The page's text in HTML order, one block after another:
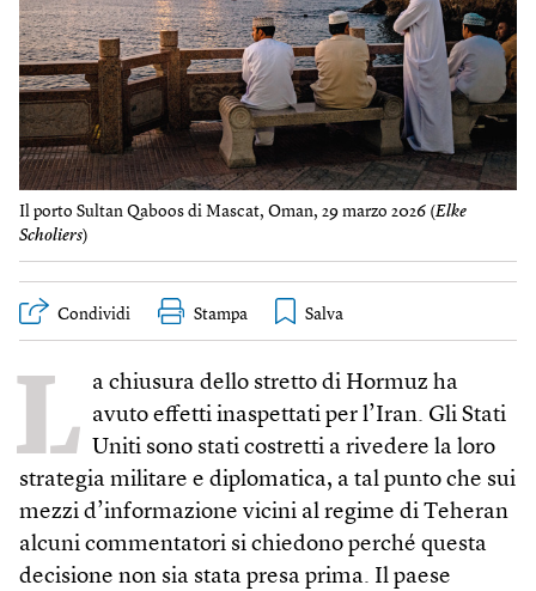
Il porto Sultan Qaboos di Mascat, Oman, 29 marzo 2026 (Elke
Scholiers)
Condividi Stampa
L a chiusura dello stretto di Hormuz ha
avuto effetti inaspettati per l’Iran. Gli Stati
Uniti sono stati costretti a rivedere la loro
strategia militare e diplomatica, a tal punto che sui
mezzi d’informazione vicini al regime di Teheran
alcuni commentatori si chiedono perché questa
decisione non sia stata presa prima. Il paese